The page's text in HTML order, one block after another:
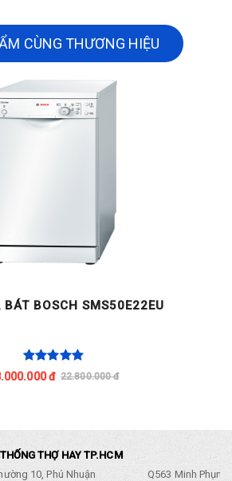
CÙNG THƯƠNG HIỆU
BÁT BOSCH SMS50E22EU
đ 22.800.000 đ
THỢ HAY TP.HCM
10, Phú Nhuận
Q563 Minh